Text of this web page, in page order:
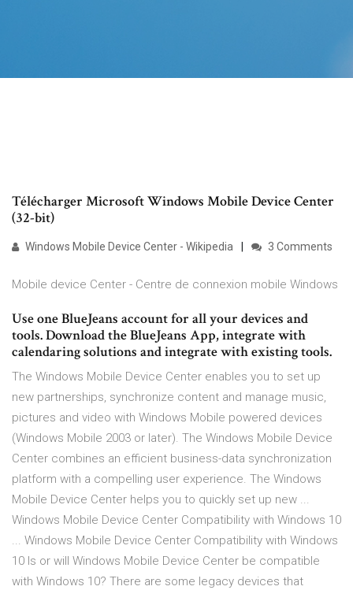
Télécharger Microsoft Windows Mobile Device Center
(32-bit)
Windows Mobile Device Center - Wikipedia 3 Comments
Mobile device Center - Centre de connexion mobile Windows
Use one BlueJeans account for all your devices and
tools. Download the BlueJeans App, integrate with
calendaring solutions and integrate with existing tools.
The Windows Mobile Device Center enables you to set up
new partnerships, synchronize content and manage music,
pictures and video with Windows Mobile powered devices
(Windows Mobile 2003 or later). The Windows Mobile Device
Center combines an efficient business-data synchronization
platform with a compelling user experience. The Windows
Mobile Device Center helps you to quickly set up new ...
Windows Mobile Device Center Compatibility with Windows 10
... Windows Mobile Device Center Compatibility with Windows
10 Is or will Windows Mobile Device Center be compatible
with Windows 10? There are some legacy devices that